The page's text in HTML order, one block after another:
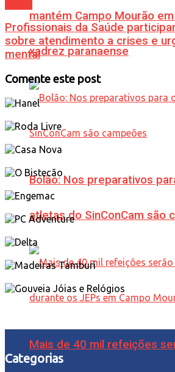
mantém Campo Mourão
xadrez paranaense
Bolão: Nos preparativos
atletas do SinConCam são
Mais de 40 mil refeições
Profissionais da Saúde
sobre atendimento a crises e
mental
Comente este post
Categorias